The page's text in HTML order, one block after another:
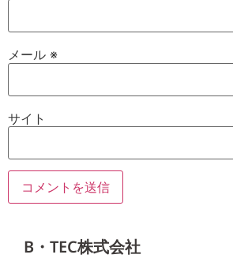
メール ※
サイト
B・TEC株式会社